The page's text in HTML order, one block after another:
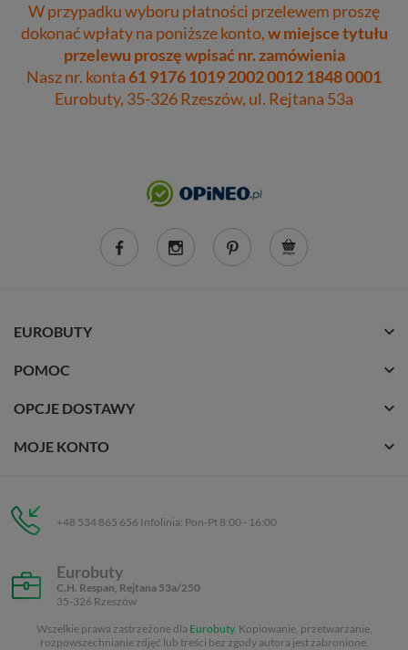
W przypadku wyboru płatności przelewem proszę
dokonać wpłaty na poniższe konto,w miejsce tytułu
przelewu proszę wpisać nr. zamówienia
Nasz nr. konta61 9176 1019 2002 0012 1848 0001
Eurobuty, 35-326 Rzeszów, ul. Rejtana 53a
EUROBUTY
POMOC
OPCJE DOSTAWY
MOJE KONTO
+48 534 865 656 Infolinia: Pon-Pt 8:00 - 16:00
Eurobuty
C.H. Respan, Rejtana 53a/250
35-326 Rzeszów
Wszelkie prawa zastrzeżone dla Eurobuty. Kopiowanie, przetwarzanie,
rozpowszechnianie zdjęć lub treści bez zgody autora jest zabronione.